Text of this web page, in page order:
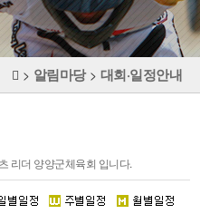
요기능
대회정보
인체육
요기능
츠 마케팅
요기능
설안내
> 알림마당> 대회·일정안내
리더 양양군체육회 입니다.